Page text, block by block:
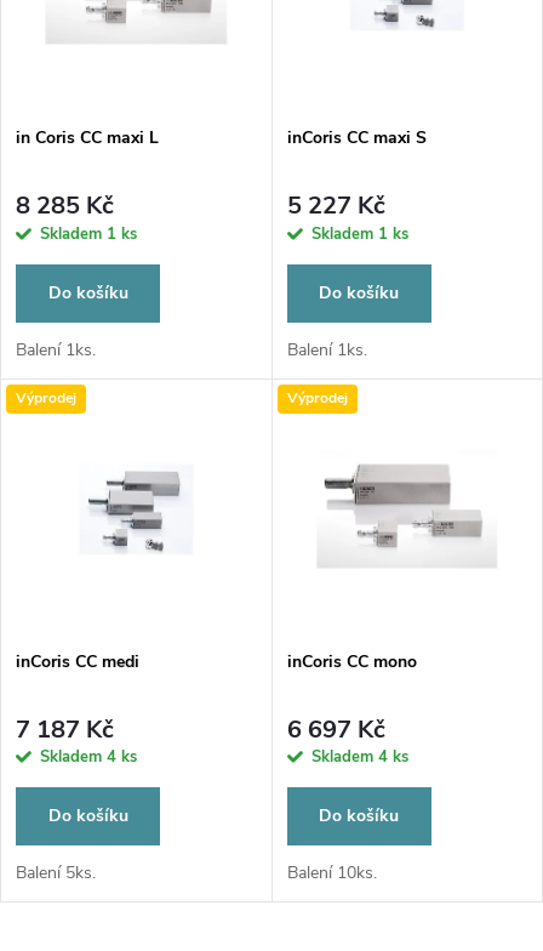
p
r
o
d
u
s
p
r
o
d
u
in Coris CC maxi L
8 285 Kč
Skladem 1 ks
Do košíku
Balení 1ks.
inCoris CC maxi S
5 227 Kč
Skladem 1 ks
Do košíku
Balení 1ks.
Výprodej
inCoris CC medi
7 187 Kč
Skladem 4 ks
Do košíku
Balení 5ks.
Výprodej
inCoris CC mono
6 697 Kč
Skladem 4 ks
Do košíku
Balení 10ks.